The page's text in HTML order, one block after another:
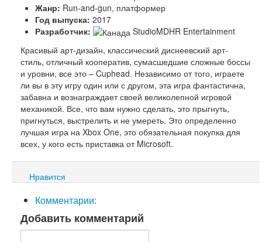
Жанр: Run-and-gun, платформер
Год выпуска: 2017
Разработчик:
StudioMDHR Entertainment
Красивый арт-дизайн, классический диснеевский арт-
стиль, отличный кооператив, сумасшедшие сложные боссы
и уровни, все это – Cuphead. Независимо от того, играете
ли вы в эту игру один или с другом, эта игра фантастична,
забавна и вознаграждает своей великолепной игровой
механикой. Все, что вам нужно сделать, это прыгнуть,
пригнуться, выстрелить и не умереть. Это определенно
лучшая игра на Xbox One, это обязательная покупка для
всех, у кого есть приставка от Microsoft.
Нравится
Комментарии:
Добавить комментарий